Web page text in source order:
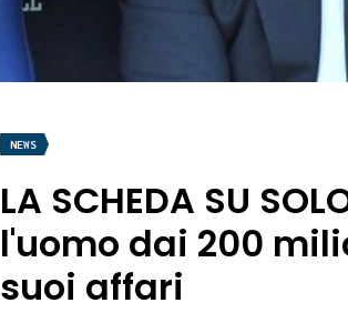
NEWS
LA SCHEDA SU
l'uomo dai 200
suoi affari